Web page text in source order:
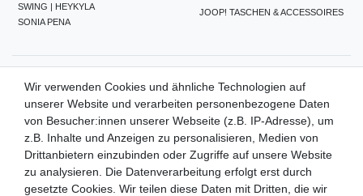
SWING | HEYKYLA
SONIA PENA
JOOP! TASCHEN & ACCESSOIRES
ZAHLUNGSMETHODEN
WIR VERSENDEN MIT
Wir verwenden Cookies und ähnliche Technologien auf
unserer Website und verarbeiten personenbezogene Daten
von Besucher:innen unserer Webseite (z.B. IP-Adresse), um
z.B. Inhalte und Anzeigen zu personalisieren, Medien von
Drittanbietern einzubinden oder Zugriffe auf unsere Website
zu analysieren. Die Datenverarbeitung erfolgt erst durch
gesetzte Cookies. Wir teilen diese Daten mit Dritten, die wir